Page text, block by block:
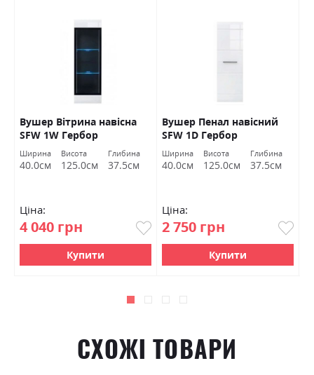
Вушер Вітрина навісна
SFW 1W Гербор
Ширина
40.0см
Висота
125.0см
Глибина
37.5см
Ціна:
4 040 грн
Купити
Вушер Пенал навісний
SFW 1D Гербор
Ширина
40.0см
Висота
125.0см
Глибина
37.5см
Ціна:
2 750 грн
Купити
СХОЖІ ТОВАРИ